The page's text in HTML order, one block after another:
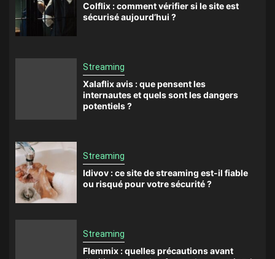
Colflix : comment vérifier si le site est
sécurisé aujourd’hui ?
Streaming
Xalaflix avis : que pensent les
internautes et quels sont les dangers
potentiels ?
Streaming
Idivov : ce site de streaming est-il fiable
ou risqué pour votre sécurité ?
Streaming
Flemmix : quelles précautions avant